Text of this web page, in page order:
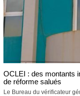
OCLEI : des montants
de réforme salués
Le Bureau du vérificateur